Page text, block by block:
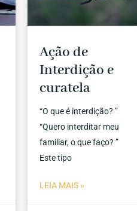
Ação de
Interdição e
curatela
“O que é interdição? ”
“Quero interditar meu
familiar, o que faço? ”
Este tipo
LEIA MAIS »